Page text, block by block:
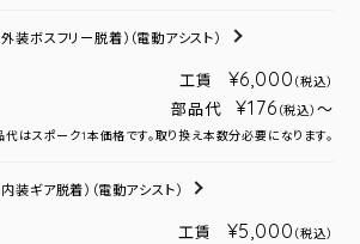
外装ボスフリー脱着） （電動アシスト）
工賃 ¥6,000 （税込）
部品代 ¥176 （税込） ～
はスポーク1本価格です。取り換え本数分必要になります。
内装ギア脱着） （電動アシスト）
工賃 ¥5,000 （税込）